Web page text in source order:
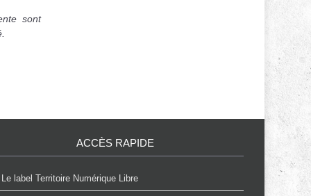
sont
ACCÈS RAPIDE
Le label Territoire Numérique Libre